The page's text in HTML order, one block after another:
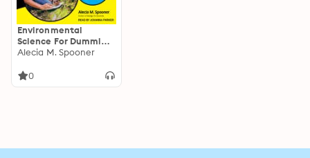
Environmental
Science For Dummies,
2nd Edition
Alecia M. Spooner
0